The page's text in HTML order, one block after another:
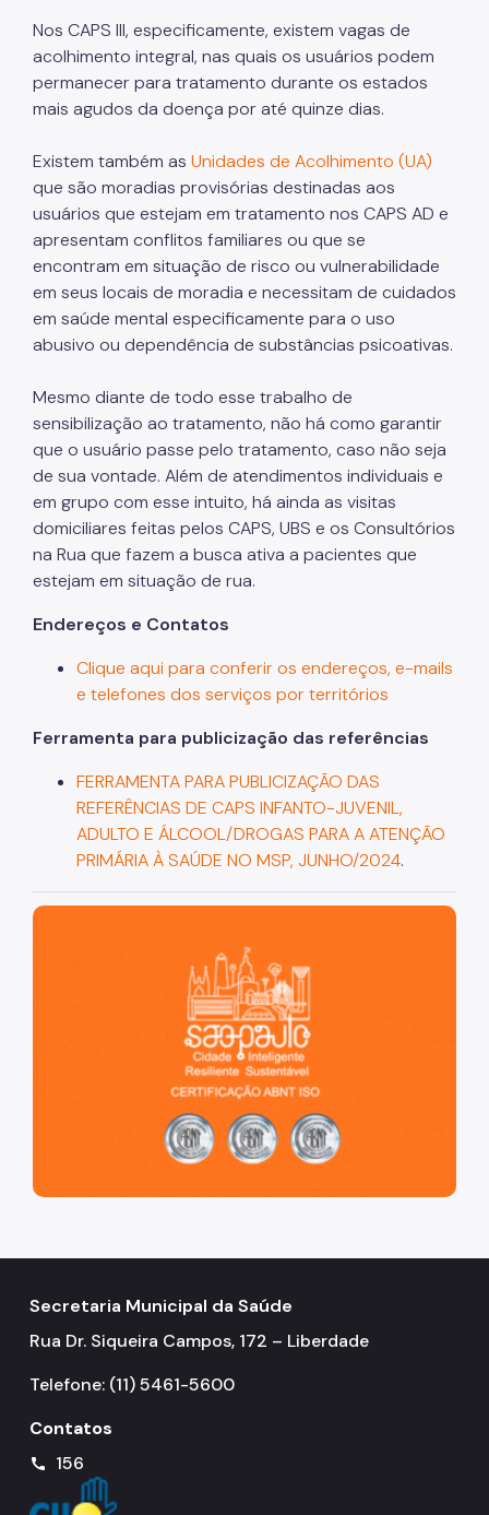
Editais / Consulta Pública
Manuais de Identidade Visual
Notícias
Proteção de Dados e Privacidade
SAMU 192
Tecnologia da Informação e Comunicação
Vigilância em Saúde
Nos CAPS III, especificamente, existem vagas de
acolhimento integral, nas quais os usuários podem
permanecer para tratamento durante os estados
mais agudos da doença por até quinze dias.
Existem também as Unidades de Acolhimento (UA)
que são moradias provisórias destinadas aos
usuários que estejam em tratamento nos CAPS AD e
apresentam conflitos familiares ou que se
encontram em situação de risco ou vulnerabilidade
em seus locais de moradia e necessitam de cuidados
em saúde mental especificamente para o uso
abusivo ou dependência de substâncias psicoativas.
Mesmo diante de todo esse trabalho de
sensibilização ao tratamento, não há como garantir
que o usuário passe pelo tratamento, caso não seja
de sua vontade. Além de atendimentos individuais e
em grupo com esse intuito, há ainda as visitas
domiciliares feitas pelos CAPS, UBS e os Consultórios
na Rua que fazem a busca ativa a pacientes que
estejam em situação de rua.
Endereços e Contatos
Clique aqui para conferir os endereços, e-mails
e telefones dos serviços por territórios
Ferramenta para publicização das referências
FERRAMENTA PARA PUBLICIZAÇÃO DAS
REFERÊNCIAS DE CAPS INFANTO-JUVENIL,
ADULTO E ÁLCOOL/DROGAS PARA A ATENÇÃO
PRIMÁRIA À SAÚDE NO MSP, JUNHO/2024.
São Paulo, cidade inteligente, resiliente e sustentável
Secretaria Municipal da Saúde
Rua Dr. Siqueira Campos, 172 – Liberdade
Telefone: (11) 5461-5600
Contatos
call 156